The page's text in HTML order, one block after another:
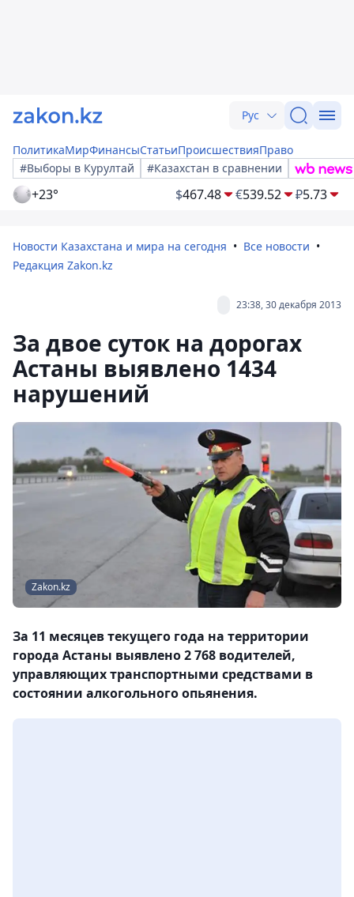
Рус
ПолитикаМирФинансыСтатьиПроисшествияПраво
#Выборы в Курултай
#Казахстан в сравнении
+23° $467.48 €539.52 ₽5.73
Новости Казахстана и мира на сегодня
Все новости
Редакция Zakon.kz
23:38, 30 декабря 2013
За двое суток на дорогах
Астаны выявлено 1434
нарушений
Zakon.kz
За 11 месяцев текущего года на территории
города Астаны выявлено 2 768 водителей,
управляющих транспортными средствами в
состоянии алкогольного опьянения.